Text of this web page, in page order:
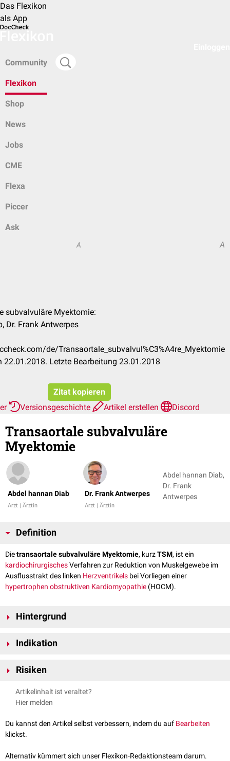
Das Flexikon
als App
Community
Flexikon
Shop
News
Jobs
CME
Flexa
Piccer
Ask
A A
subvalvuläre Myektomie:
Dr. Frank Antwerpes
de/Transaortale_subvalvul%C3%A4re_Myektomie
22.01.2018. Letzte Bearbeitung 23.01.2018
Zitat kopieren
Versionsgeschichte Artikel erstellen Discord
Transaortale subvalvuläre
Myektomie
Abdel hannan Diab
Arzt | Ärztin
Dr. Frank Antwerpes
Arzt | Ärztin
Abdel hannan Diab,
Dr. Frank
Antwerpes
Definition
Dietransaortale subvalvuläre Myektomie, kurzTSM, ist ein
kardiochirurgischesVerfahren zur Reduktion von Muskelgewebe im
Ausflusstrakt des linken Herzventrikels bei Vorliegen einer
hypertrophen obstruktiven Kardiomyopathie (HOCM).
Hintergrund
Therapiemöglichkeiten der HOCM ausgereizt sind. Bei der
Muskelgewebe im Ausflusstrakt der linken Herzkammer entfernt.
Indikation
Ruhe einen
Risiken
Die TSM kann peri postoperativ
auslösen. Dazu zählen u.a.:
KardioembolischeHirninfarkte
Herzrhythmusstörungen
Entstehung eines Ventrikelseptumdefekts
Artikelinhalt ist veraltet?
Hier melden
Du kannst den Artikel selbst verbessern, indem du auf Bearbeiten
klickst.
Alternativ kümmert sich unser Flexikon-Redaktionsteam darum.